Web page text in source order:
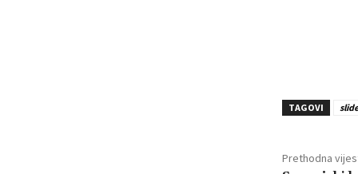
TAGOVI slide
Prethodna